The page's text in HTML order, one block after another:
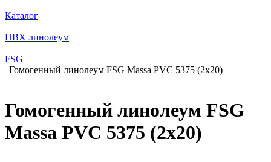
Каталог
ПВХ линолеум
FSG
Гомогенный линолеум FSG Massa PVC 5375 (2х20)
Гомогенный линолеум FSG
Massa PVC 5375 (2х20)